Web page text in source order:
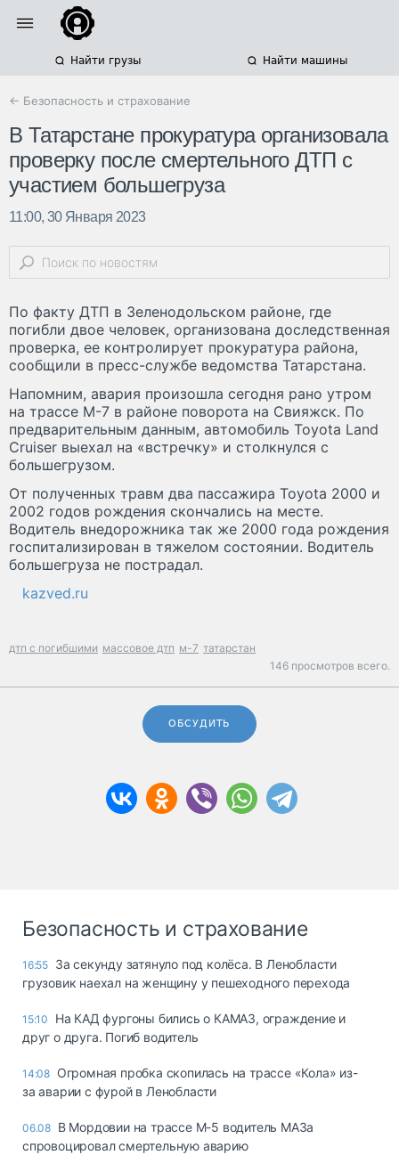
Найти грузы Найти машины
← Безопасность и страхование
В Татарстане прокуратура организовала
проверку после смертельного ДТП с
участием большегруза
11:00, 30 Января 2023
По факту ДТП в Зеленодольском районе, где
погибли двое человек, организована доследственная
проверка, ее контролирует прокуратура района,
сообщили в пресс-службе ведомства Татарстана.
Напомним, авария произошла сегодня рано утром
на трассе М-7 в районе поворота на Свияжск. По
предварительным данным, автомобиль Toyota Land
Cruiser выехал на «встречку» и столкнулся с
большегрузом.
От полученных травм два пассажира Toyota 2000 и
2002 годов рождения скончались на месте.
Водитель внедорожника так же 2000 года рождения
госпитализирован в тяжелом состоянии. Водитель
большегруза не пострадал.
kazved.ru
дтп с погибшими массовое дтп м-7 татарстан
146 просмотров всего.
ОБСУДИТЬ
Безопасность и страхование
16:55 За секунду затянуло под колёса. В Ленобласти
грузовик наехал на женщину у пешеходного перехода
15:10
На КАД фургоны бились о КАМАЗ, ограждение и
друг о друга. Погиб водитель
14:08 Огромная пробка скопилась на трассе «Кола» из-
за аварии с фурой в Ленобласти
06.08 В Мордовии на трассе М-5 водитель МАЗа
спровоцировал смертельную аварию